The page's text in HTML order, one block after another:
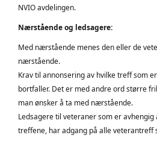
NVIO avdelingen.
Nærstående og ledsagere:
Med nærstående menes den eller de
nærstående.
Krav til annonsering av hvilke treff som
bortfaller. Det er med andre ord større
man ønsker å ta med nærstående.
Ledsagere til veteraner som er avhengig
treffene, har adgang på alle veterantreff